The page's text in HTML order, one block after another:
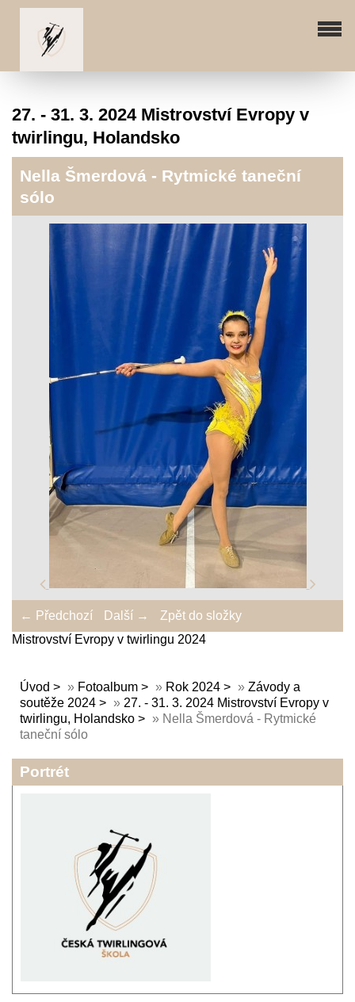
27. - 31. 3. 2024 Mistrovství Evropy v
twirlingu, Holandsko
Nella Šmerdová - Rytmické taneční
sólo
← Předchozí Další →
Zpět do složky
Mistrovství Evropy v twirlingu 2024
Úvod » Fotoalbum » Rok 2024 » Závody a
soutěže 2024
» 27. - 31. 3. 2024 Mistrovství Evropy v
twirlingu, Holandsko
» Nella Šmerdová - Rytmické
taneční sólo
Portrét